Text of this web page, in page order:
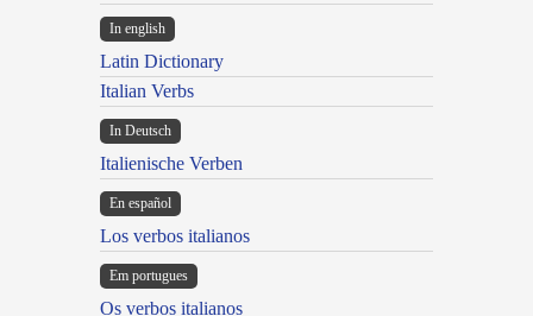
In english
Latin Dictionary
Italian Verbs
In Deutsch
Italienische Verben
En español
Los verbos italianos
Em portugues
Os verbos italianos